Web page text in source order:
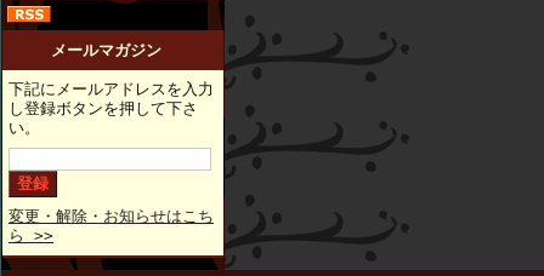
メールマガジン
下記にメールアドレスを入力
し登録ボタンを押して下さ
い。
変更・解除・お知らせはこち
ら >>